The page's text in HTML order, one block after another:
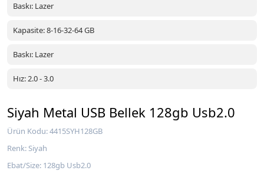
Baskı: Lazer
Kapasite: 8-16-32-64 GB
Baskı: Lazer
Hız: 2.0 - 3.0
Siyah Metal USB Bellek 128gb Usb2.0
Ürün Kodu: 4415SYH128GB
Renk: Siyah
Ebat/Size: 128gb Usb2.0